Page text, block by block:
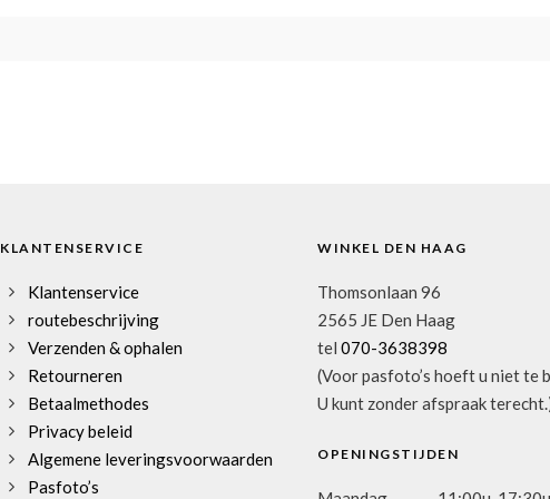
KLANTENSERVICE
Klantenservice
routebeschrijving
Verzenden & ophalen
Retourneren
Betaalmethodes
Privacy beleid
Algemene leveringsvoorwaarden
Pasfoto’s
WINKEL DEN HAAG
Thomsonlaan 96
2565 JE Den Haag
tel 070-3638398
(Voor pasfoto’s hoeft u niet te
U kunt zonder afspraak
OPENINGSTIJDEN